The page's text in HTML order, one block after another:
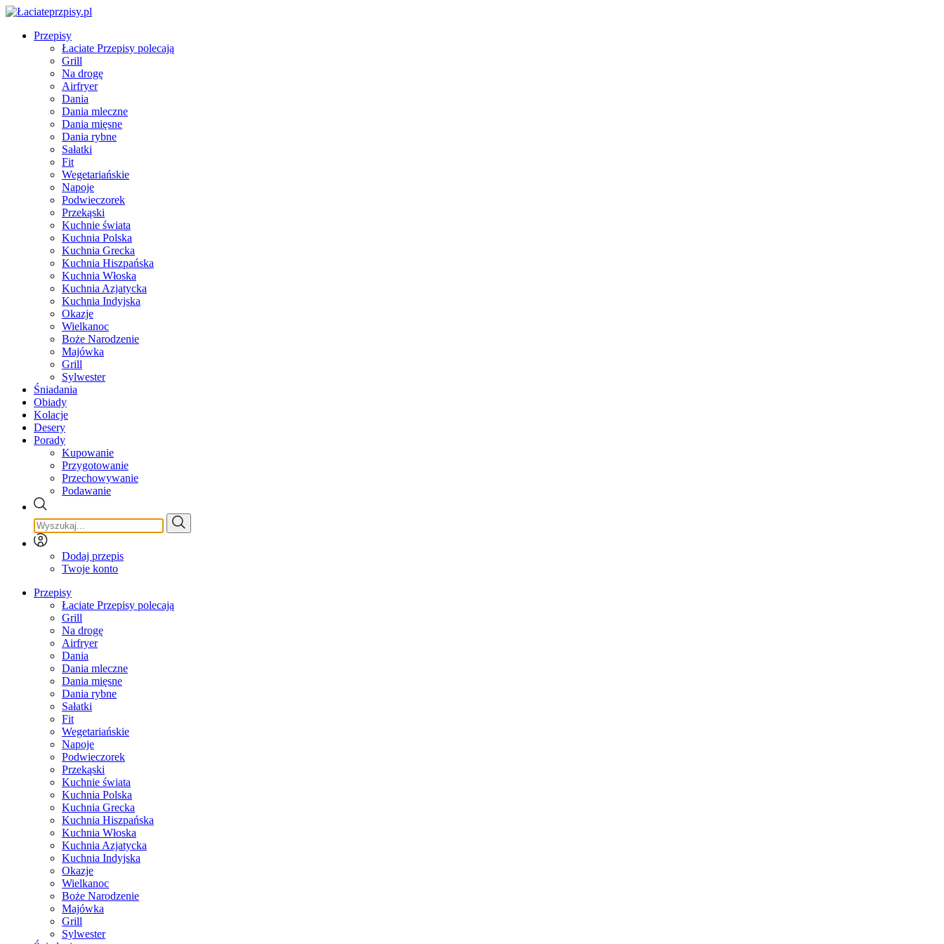
Przepisy
Łaciate Przepisy polecają
Grill
Na drogę
Airfryer
Dania
Dania mleczne
Dania mięsne
Dania rybne
Sałatki
Fit
Wegetariańskie
Napoje
Podwieczorek
Przekąski
Kuchnie świata
Kuchnia Polska
Kuchnia Grecka
Kuchnia Hiszpańska
Kuchnia Włoska
Kuchnia Azjatycka
Kuchnia Indyjska
Okazje
Wielkanoc
Boże Narodzenie
Majówka
Grill
Sylwester
Śniadania
Obiady
Kolacje
Desery
Porady
Kupowanie
Przygotowanie
Przechowywanie
Podawanie
Dodaj przepis
Twoje konto
Przepisy
Łaciate Przepisy polecają
Grill
Na drogę
Airfryer
Dania
Dania mleczne
Dania mięsne
Dania rybne
Sałatki
Fit
Wegetariańskie
Napoje
Podwieczorek
Przekąski
Kuchnie świata
Kuchnia Polska
Kuchnia Grecka
Kuchnia Hiszpańska
Kuchnia Włoska
Kuchnia Azjatycka
Kuchnia Indyjska
Okazje
Wielkanoc
Boże Narodzenie
Majówka
Grill
Sylwester